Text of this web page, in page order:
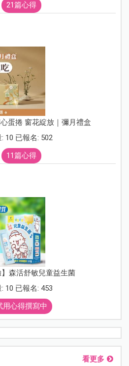
21篇心得
心蛋捲 窗花綻放｜彌月禮盒
10 已報名: 502
11篇心得
】森活舒敏兒童益生菌
10 已報名: 453
用心得撰寫中
看更多